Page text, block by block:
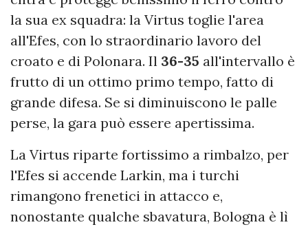
la sua ex squadra: la Virtus toglie l'area
all'Efes, con lo straordinario lavoro del
croato e di Polonara. Il 36-35 all'intervallo è
frutto di un ottimo primo tempo, fatto di
grande difesa. Se si diminuiscono le palle
perse, la gara può essere apertissima.
La Virtus riparte fortissimo a rimbalzo, per
l'Efes si accende Larkin, ma i turchi
rimangono frenetici in attacco e,
nonostante qualche sbavatura, Bologna è lì